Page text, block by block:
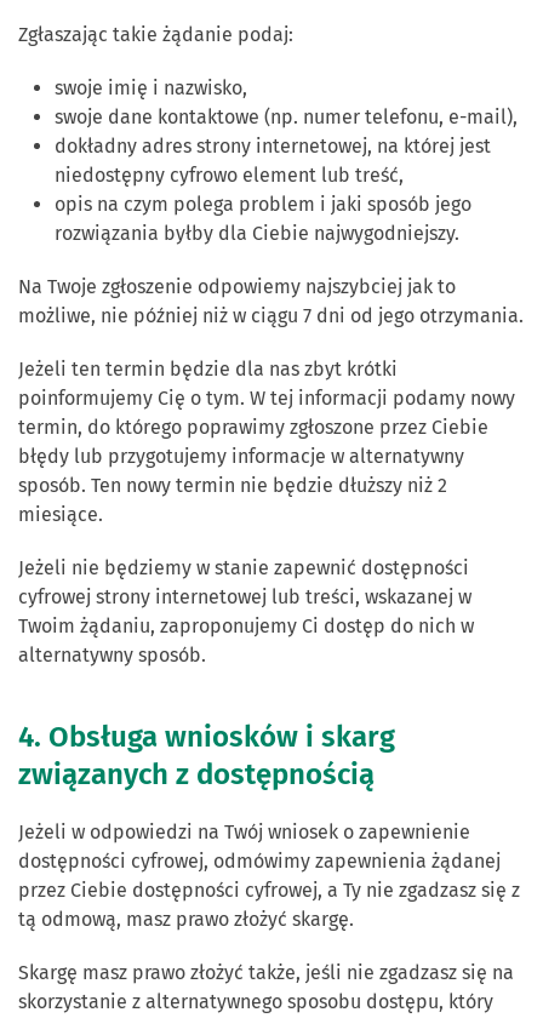
Zgłaszając takie żądanie podaj:
swoje imię i nazwisko,
swoje dane kontaktowe (np. numer telefonu, e-mail),
dokładny adres strony internetowej, na której jest
niedostępny cyfrowo element lub treść,
opis na czym polega problem i jaki sposób jego
rozwiązania byłby dla Ciebie najwygodniejszy.
Na Twoje zgłoszenie odpowiemy najszybciej jak to
możliwe, nie później niż w ciągu 7 dni od jego otrzymania.
Jeżeli ten termin będzie dla nas zbyt krótki
poinformujemy Cię o tym. W tej informacji podamy nowy
termin, do którego poprawimy zgłoszone przez Ciebie
błędy lub przygotujemy informacje w alternatywny
sposób. Ten nowy termin nie będzie dłuższy niż 2
miesiące.
Jeżeli nie będziemy w stanie zapewnić dostępności
cyfrowej strony internetowej lub treści, wskazanej w
Twoim żądaniu, zaproponujemy Ci dostęp do nich w
alternatywny sposób.
4. Obsługa wniosków i skarg
związanych z dostępnością
Jeżeli w odpowiedzi na Twój wniosek o zapewnienie
dostępności cyfrowej, odmówimy zapewnienia żądanej
przez Ciebie dostępności cyfrowej, a Ty nie zgadzasz się z
tą odmową, masz prawo złożyć skargę.
Skargę masz prawo złożyć także, jeśli nie zgadzasz się na
skorzystanie z alternatywnego sposobu dostępu, który